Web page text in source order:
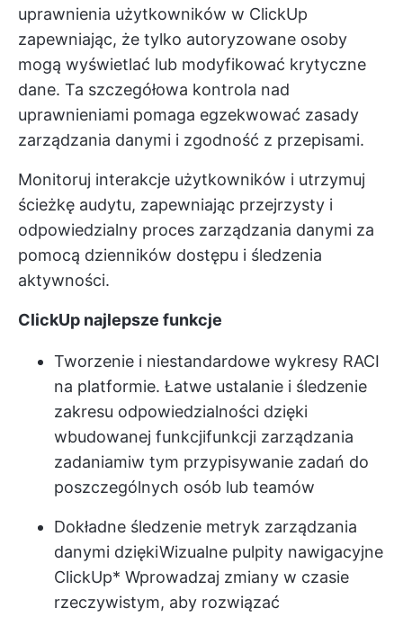
uprawnienia użytkowników w ClickUp
zapewniając, że tylko autoryzowane osoby
mogą wyświetlać lub modyfikować krytyczne
dane. Ta szczegółowa kontrola nad
uprawnieniami pomaga egzekwować zasady
zarządzania danymi i zgodność z przepisami.
Monitoruj interakcje użytkowników i utrzymuj
ścieżkę audytu, zapewniając przejrzysty i
odpowiedzialny proces zarządzania danymi za
pomocą dzienników dostępu i śledzenia
aktywności.
ClickUp najlepsze funkcje
Tworzenie i niestandardowe wykresy RACI
na platformie. Łatwe ustalanie i śledzenie
zakresu odpowiedzialności dzięki
wbudowanej funkcjifunkcji zarządzania
zadaniamiw tym przypisywanie zadań do
poszczególnych osób lub teamów
Dokładne śledzenie metryk zarządzania
danymi dziękiWizualne pulpity nawigacyjne
ClickUp* Wprowadzaj zmiany w czasie
rzeczywistym, aby rozwiązać